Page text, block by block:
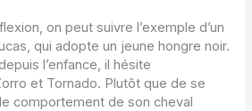
on peut suivre l’exemple d’un
qui adopte un jeune hongre noir.
l’enfance, il hésite
et Tornado. Plutôt que de se
comportement de son cheval